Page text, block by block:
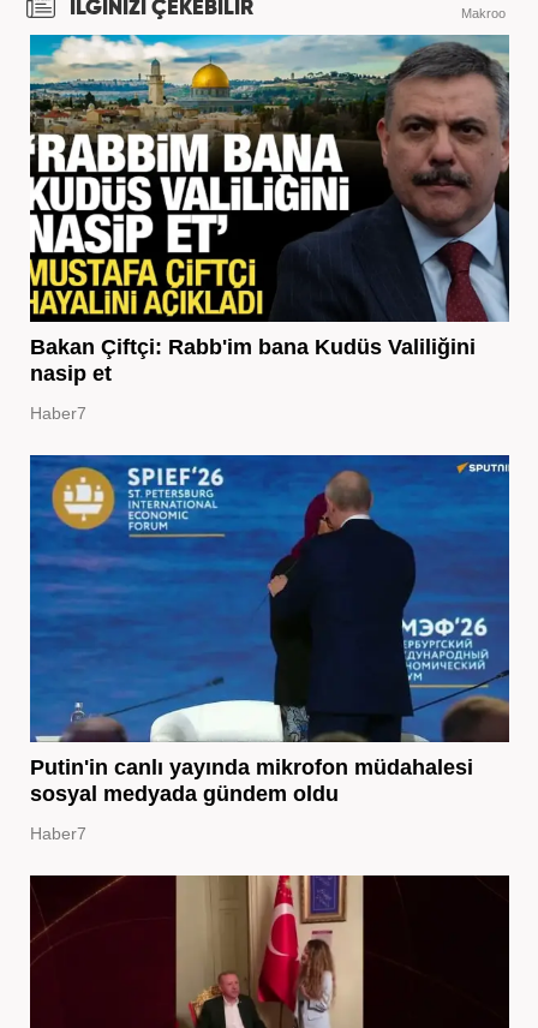
İLGİNİZİ ÇEKEBİLİR Makroo
Bakan Çiftçi: Rabb'im bana Kudüs Valiliğini
nasip et
Haber7
Putin'in canlı yayında mikrofon müdahalesi
sosyal medyada gündem oldu
Haber7